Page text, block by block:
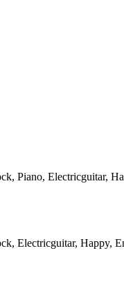
Piano, Electricguitar,
Electricguitar, Happy,